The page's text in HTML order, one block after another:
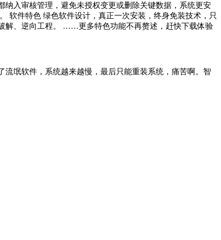
入审核管理，避免未授权变更或删除关键数据，系统更安
软件特色 绿色软件设计，真正一次安装，终身免装技术，只
解、逆向工程。 ……更多特色功能不再赘述，赶快下载体验
氓软件，系统越来越慢，最后只能重装系统，痛苦啊。智